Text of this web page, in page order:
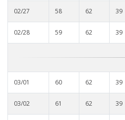
02/27 58 62 39
02/28 59 62 39
03/01 60 62 39
03/02 61 62 39